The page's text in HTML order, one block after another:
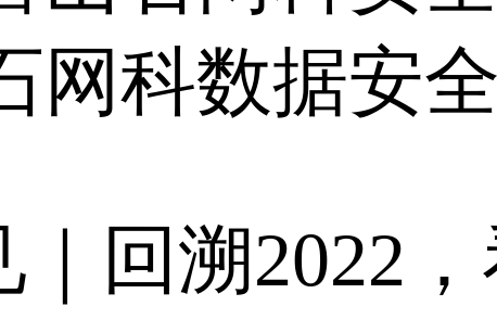
网科数据安
回溯2022